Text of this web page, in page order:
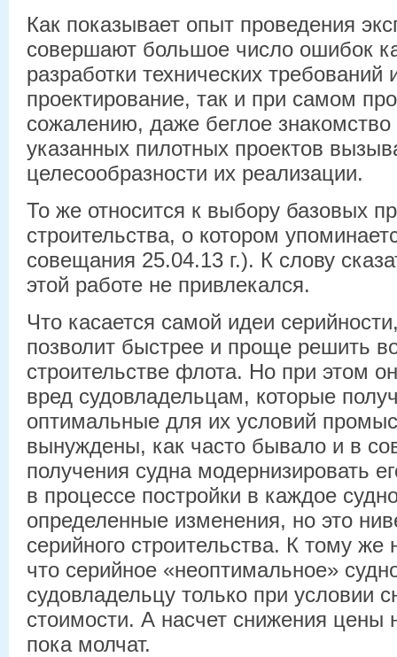
Как показывает опыт проведения
совершают большое число ошибок
разработки технических требований
проектирование, так и при самом
сожалению, даже беглое
указанных пилотных проектов
целесообразности их реализации.
То же относится к выбору базовых
строительства, о котором
совещания 25.04.13 г.). К слову
этой работе не привлекался.
Что касается самой идеи
позволит быстрее и проще решить
строительстве флота. Но при этом
вред судовладельцам, которые
оптимальные для их условий
вынуждены, как часто бывало и в
получения судна модернизировать
в процессе постройки в каждое
определенные изменения, но это
серийного строительства. К тому же
что серийное «неоптимальное»
судовладельцу только при условии
стоимости. А насчет снижения цены
пока молчат.